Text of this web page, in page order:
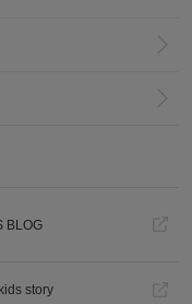
BLOG
story